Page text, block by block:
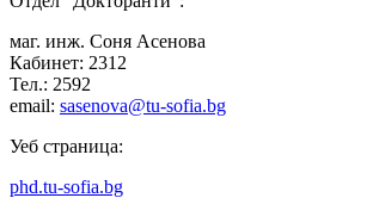
маг. инж. Соня Асенова
Кабинет: 2312
Тел.: 2592
email: sasenova@tu-sofia.bg
Уеб страница:
phd.tu-sofia.bg